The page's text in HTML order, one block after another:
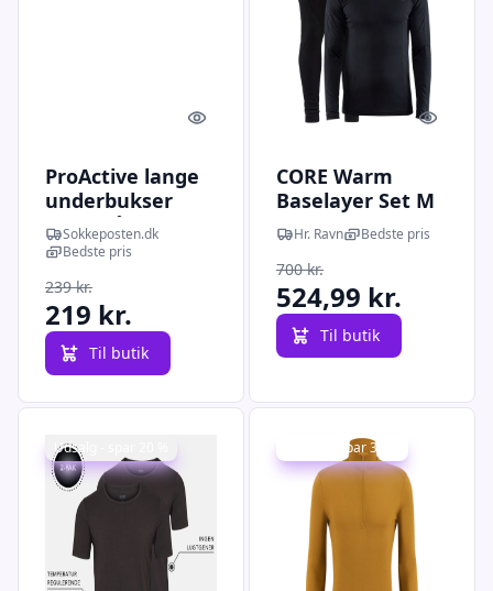
Quick look
ProActive lange
underbukser
sort/grå
Sokkeposten.dk
Bedste pris
239 kr.
219 kr.
Til butik
Quick
CORE Warm
Baselayer Set M
Hr. Ravn Bedste pris
700 kr.
524,99 kr.
Til butik
Udsalg - spar 20 % Udsalg - spar 31 %